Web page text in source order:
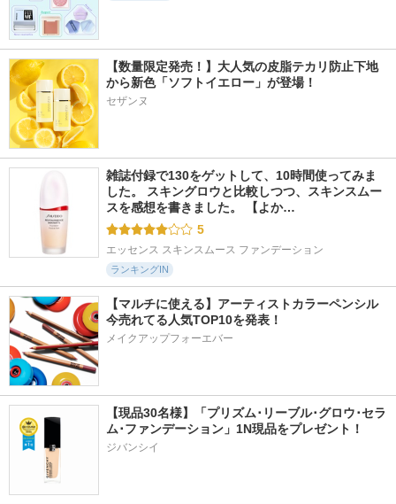
【数量限定発売！】大人気の皮脂テカリ防止下地
から新色「ソフトイエロー」が登場！
セザンヌ
雑誌付録で130をゲットして、10時間使ってみま
した。 スキングロウと比較しつつ、スキンスムー
スを感想を書きました。 【よか…
5
エッセンス スキンスムース ファンデーション
ランキングIN
【マルチに使える】アーティストカラーペンシル
今売れてる人気TOP10を発表！
メイクアップフォーエバー
【現品30名様】「プリズム･リーブル･グロウ･セラ
ジバンシイ